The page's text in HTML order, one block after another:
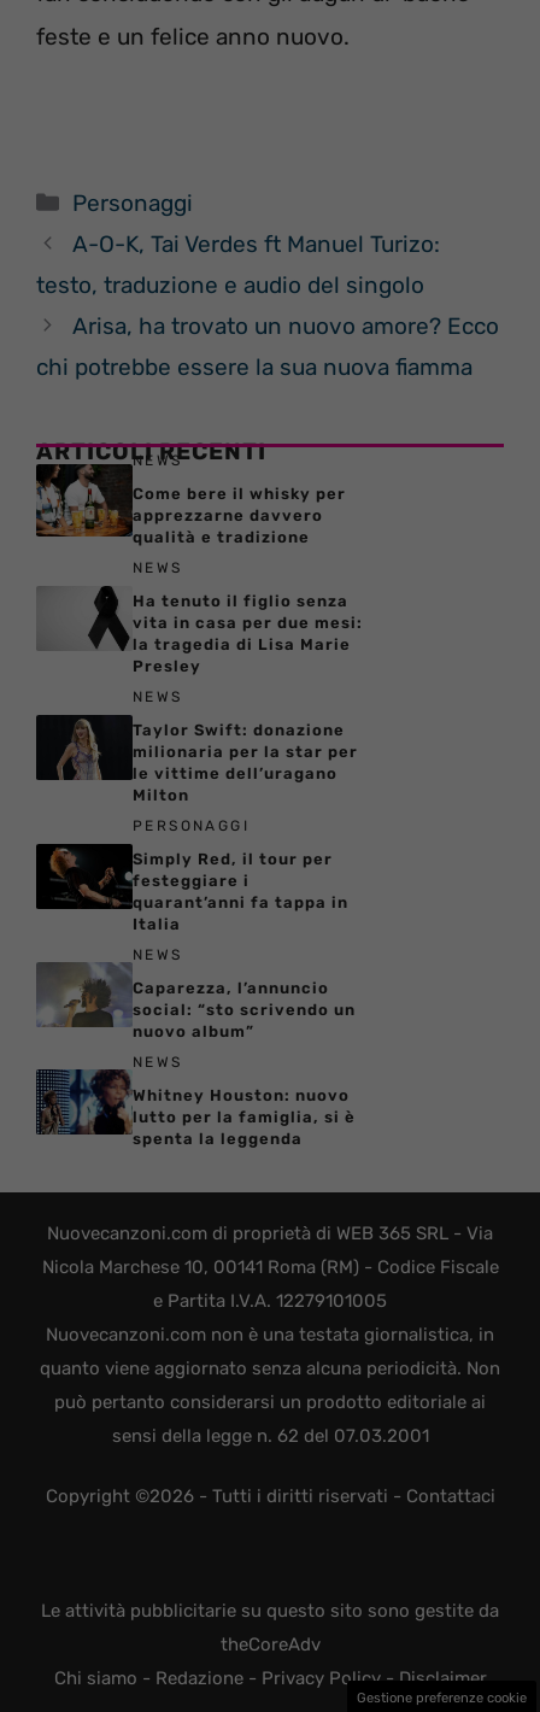
feste e un felice anno nuovo.
Categorie
Personaggi
A-O-K, Tai Verdes ft Manuel Turizo:
testo, traduzione e audio del singolo
Arisa, ha trovato un nuovo amore? Ecco
chi potrebbe essere la sua nuova fiamma
ARTICOLI RECENTI
NEWS
Come bere il whisky per
apprezzarne davvero
qualità e tradizione
NEWS
Ha tenuto il figlio senza
vita in casa per due mesi:
la tragedia di Lisa Marie
Presley
NEWS
Taylor Swift: donazione
milionaria per la star per
le vittime dell’uragano
Milton
PERSONAGGI
Simply Red, il tour per
festeggiare i
quarant’anni fa tappa in
Italia
NEWS
Caparezza, l’annuncio
social: “sto scrivendo un
nuovo album”
NEWS
Whitney Houston: nuovo
lutto per la famiglia, si è
spenta la leggenda
Nuovecanzoni.com di proprietà di WEB 365 SRL - Via
Nicola Marchese 10, 00141 Roma (RM) - Codice Fiscale
e Partita I.V.A. 12279101005
Nuovecanzoni.com non è una testata giornalistica, in
quanto viene aggiornato senza alcuna periodicità. Non
può pertanto considerarsi un prodotto editoriale ai
sensi della legge n. 62 del 07.03.2001
Copyright ©2026 - Tutti i diritti riservati - Contattaci
Le attività pubblicitarie su questo sito sono gestite da
theCoreAdv
Chi siamo - Redazione- Privacy Policy- Disclaimer
Gestione preferenze cookie